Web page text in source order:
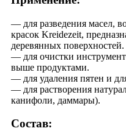
— для разведения масел,
красок Kreidezeit,
деревянных поверхностей.
— для очистки
выше продуктами.
— для удаления пятен и
— для растворения
канифоли, даммары).
Состав: